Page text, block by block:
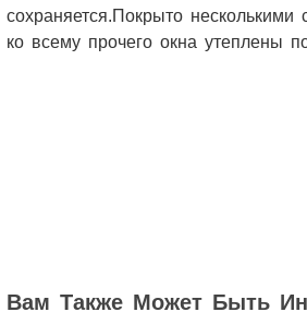
сохраняется.Покрыто
ко всему прочего окна утеплены
Вам Также Может Быть